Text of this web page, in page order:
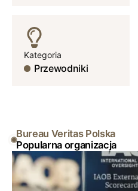
Kategoria
Przewodniki
Popularna organizacja
Bureau Veritas Polska